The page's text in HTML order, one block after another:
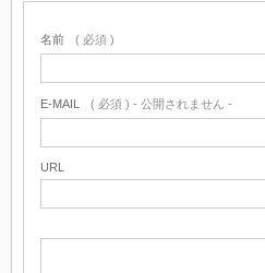
名前 ( 必須 )
E-MAIL ( 必須 ) - 公開されません -
URL